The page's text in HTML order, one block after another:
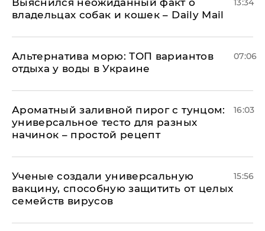
Выяснился неожиданный факт о
владельцах собак и кошек – Daily Mail
13:34
Альтернатива морю: ТОП вариантов
отдыха у воды в Украине
07:06
Ароматный заливной пирог с тунцом:
универсальное тесто для разных
начинок – простой рецепт
16:03
Ученые создали универсальную
вакцину, способную защитить от целых
семейств вирусов
15:56